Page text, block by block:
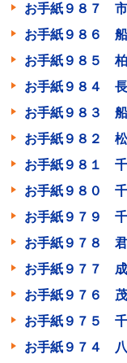
お手紙９８７
お手紙９８６
お手紙９８５
お手紙９８４ 長
お手紙９８３ 船
お手紙９８２ 松
お手紙９８１ 千
お手紙９８０
お手紙９７９ 千
お手紙９７８
お手紙９７７
お手紙９７６
お手紙９７５
お手紙９７４